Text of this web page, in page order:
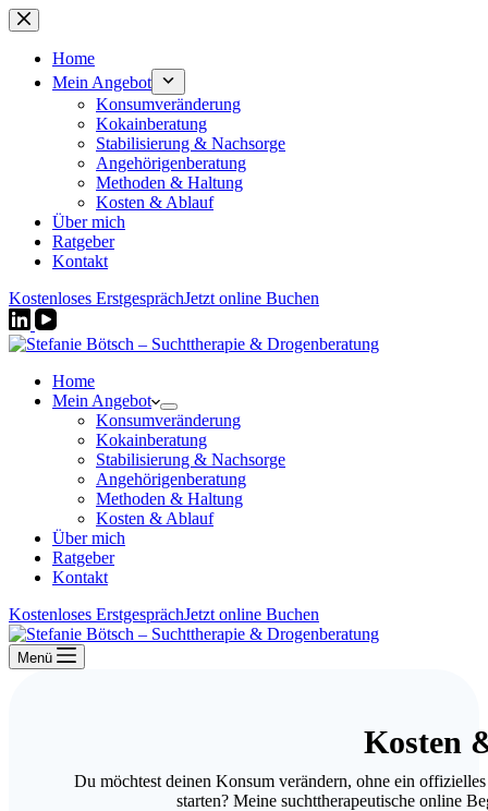
Zum
Inhalt
springenHome
Mein Angebot
Konsumveränderung
Kokainberatung
Stabilisierung & Nachsorge
Angehörigenberatung
Methoden & Haltung
Kosten & Ablauf
Über mich
Ratgeber
Kontakt
Kostenloses ErstgesprächJetzt online Buchen
Home
Mein Angebot
Konsumveränderung
Kokainberatung
Stabilisierung & Nachsorge
Angehörigenberatung
Methoden & Haltung
Kosten & Ablauf
Über mich
Ratgeber
Kontakt
Kostenloses ErstgesprächJetzt online Buchen
Menü
Kosten
Du möchtest deinen Konsum verändern, ohne ein
starten? Meine suchttherapeutische online